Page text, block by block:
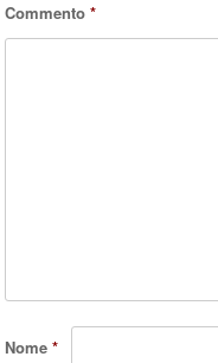
Commento*
Nome*